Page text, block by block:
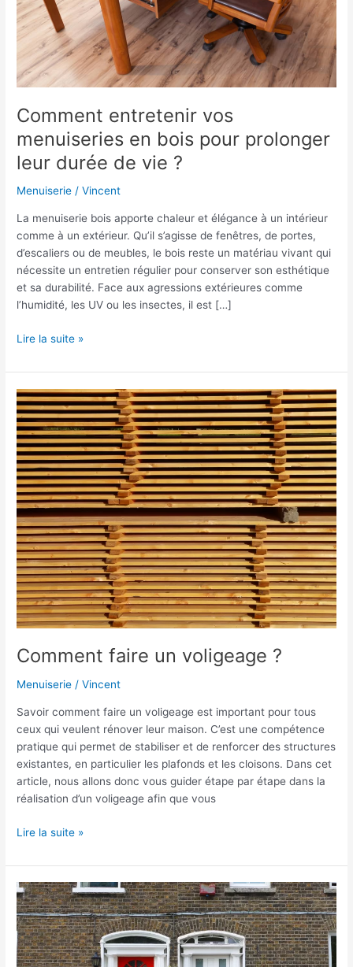
Comment entretenir vos
menuiseries en bois pour prolonger
leur durée de vie ?
Menuiserie /Vincent
La menuiserie bois apporte chaleur et élégance à un intérieur
comme à un extérieur. Qu’il s’agisse de fenêtres, de portes,
d’escaliers ou de meubles, le bois reste un matériau vivant qui
nécessite un entretien régulier pour conserver son esthétique
et sa durabilité. Face aux agressions extérieures comme
l’humidité, les UV ou les insectes, il est […]
prolonger
leur
durée
de
vie
?
Lire la suite »
Comment faire un voligeage ?
Menuiserie /Vincent
Savoir comment faire un voligeage est important pour tous
ceux qui veulent rénover leur maison. C’est une compétence
pratique qui permet de stabiliser et de renforcer des structures
existantes, en particulier les plafonds et les cloisons. Dans cet
article, nous allons donc vous guider étape par étape dans la
réalisation d’un voligeage afin que vous
Comment
faire
un
voligeage
?
Lire la suite »
Quand
changer
sa
porte
d’entrée